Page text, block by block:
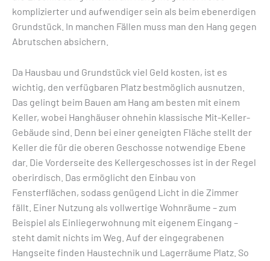
komplizierter und aufwendiger sein als beim ebenerdigen
Grundstück. In manchen Fällen muss man den Hang gegen
Abrutschen absichern.
Da Hausbau und Grundstück viel Geld kosten, ist es
wichtig, den verfügbaren Platz bestmöglich ausnutzen.
Das gelingt beim Bauen am Hang am besten mit einem
Keller, wobei Hanghäuser ohnehin klassische Mit-Keller-
Gebäude sind. Denn bei einer geneigten Fläche stellt der
Keller die für die oberen Geschosse notwendige Ebene
dar. Die Vorderseite des Kellergeschosses ist in der Regel
oberirdisch. Das ermöglicht den Einbau von
Fensterflächen, sodass genügend Licht in die Zimmer
fällt. Einer Nutzung als vollwertige Wohnräume – zum
Beispiel als Einliegerwohnung mit eigenem Eingang –
steht damit nichts im Weg. Auf der eingegrabenen
Hangseite finden Haustechnik und Lagerräume Platz. So